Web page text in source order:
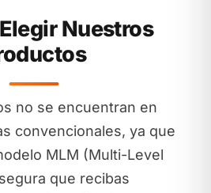
Nuestros
no se encuentran en
convencionales, ya que
MLM (Multi-Level
que recibas